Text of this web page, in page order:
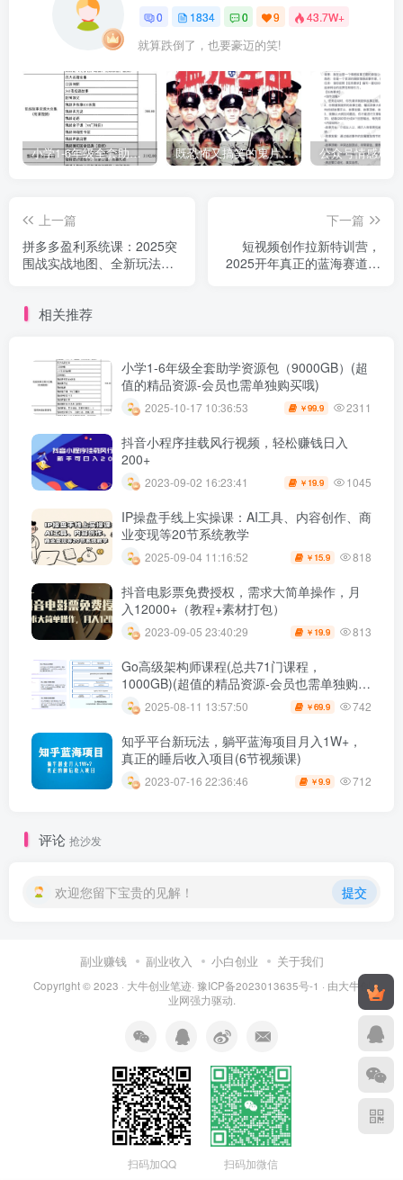
0 1834 0 9 43.7W+
就算跌倒了，也要豪迈的笑!
小学1-6年级全套助学资源包（9000GB）(超值的精品资源-会员也需单独购买哦) 既恐怖又搞笑的鬼片（10部猛鬼恐怖片都是喜剧片）
上一篇
拼多多盈利系统课：2025突
围战实战地图、全新玩法、
下一篇
短视频创作拉新特训营，
2025开年真正的蓝海赛道，
相关推荐
小学1-6年级全套助学资源包（9000GB）(超
值的精品资源-会员也需单独购买哦)
2025-10-17 10:36:53 ￥99.9 2311
抖音小程序挂载风行视频，轻松赚钱日入
200+
2023-09-02 16:23:41 ￥ 19.9 1045
IP操盘手线上实操课：AI工具、内容创作、商
业变现等20节系统教学
2025-09-04 11:16:52 ￥ 15.9 818
抖音电影票免费授权，需求大简单操作，月
入12000+（教程+素材打包）
2023-09-05 23:40:29 ￥ 19.9 813
Go高级架构师课程(总共71门课程，
1000GB)(超值的精品资源-会员也需单独购买
哦)
2025-08-11 13:57:50 ￥69.9 742
知乎平台新玩法，躺平蓝海项目月入1W+，
真正的睡后收入项目(6节视频课)
2023-07-16 22:36:46 ￥9.9 712
评论 抢沙发
欢迎您留下宝贵的见解！ 提交
副业赚钱 副业收入 小白创业 关于我们
Copyright © 2023 · 大牛创业笔迹· 豫ICP备2023013635号-1 · 由大牛创
业网强力驱动.
扫码加QQ 扫码加微信